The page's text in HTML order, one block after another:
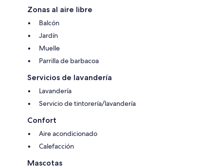
Zonas al aire libre
Balcón
Jardín
Muelle
Parrilla de barbacoa
Servicios de lavandería
Lavandería
Servicio de tintorería/lavandería
Confort
Aire acondicionado
Calefacción
Mascotas